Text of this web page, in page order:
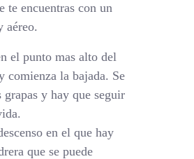
te encuentras con un
aéreo.
el punto mas alto del
comienza la bajada. Se
grapas y hay que seguir
en el que hay
que se puede